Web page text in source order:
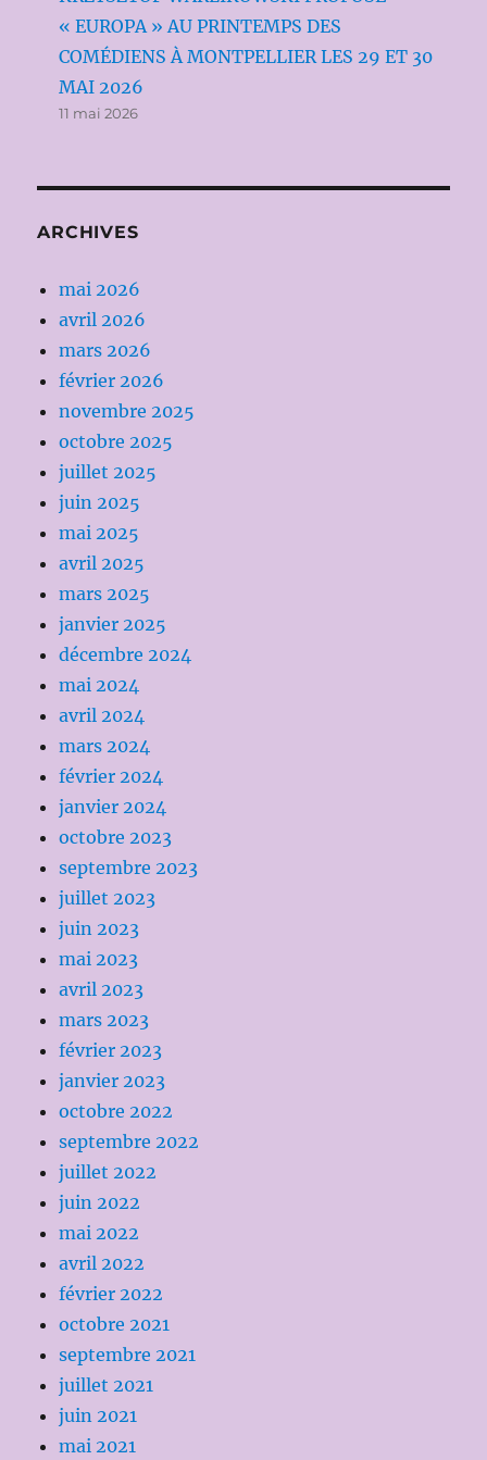
« EUROPA » AU PRINTEMPS DES
COMÉDIENS À MONTPELLIER LES 29 ET 30
MAI 2026
11 mai 2026
ARCHIVES
mai 2026
avril 2026
mars 2026
février 2026
novembre 2025
octobre 2025
juillet 2025
juin 2025
mai 2025
avril 2025
mars 2025
janvier 2025
décembre 2024
mai 2024
avril 2024
mars 2024
février 2024
janvier 2024
octobre 2023
septembre 2023
juillet 2023
juin 2023
mai 2023
avril 2023
mars 2023
février 2023
janvier 2023
octobre 2022
septembre 2022
juillet 2022
juin 2022
mai 2022
avril 2022
février 2022
octobre 2021
septembre 2021
juillet 2021
juin 2021
mai 2021